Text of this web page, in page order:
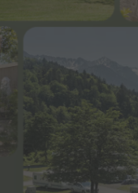
hebergements-locatifs